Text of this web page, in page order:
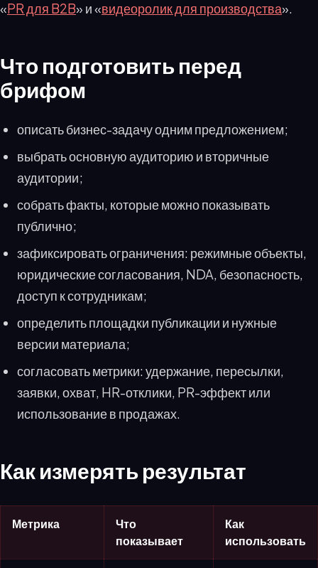
«PR для B2B» и «видеоролик для производства».
Что подготовить перед
брифом
описать бизнес-задачу одним предложением;
выбрать основную аудиторию и вторичные
аудитории;
собрать факты, которые можно показывать
публично;
зафиксировать ограничения: режимные объекты,
юридические согласования, NDA, безопасность,
доступ к сотрудникам;
определить площадки публикации и нужные
версии материала;
согласовать метрики: удержание, пересылки,
заявки, охват, HR-отклики, PR-эффект или
использование в продажах.
Как измерять результат
Метрика
Что
показывает
Как
использовать